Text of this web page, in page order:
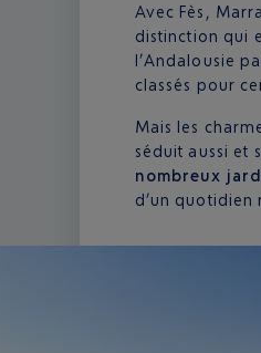
Avec Fès,
distinction qui
l’Andalousie
classés pour
Mais les
séduit aussi et
nombreux
d’un quotidien